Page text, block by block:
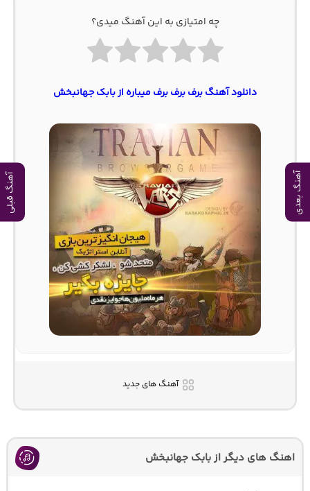
آهنگ بعدی آهنگ قبلی
چه امتیازی به این آهنگ میدی؟
دانلود آهنگ برف برف برف میباره از بابک جهانبخش
آهنگ های جدید
اهنگ های دیگر از بابک جهانبخش